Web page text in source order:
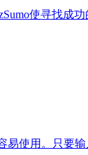
使寻找成
使用。只